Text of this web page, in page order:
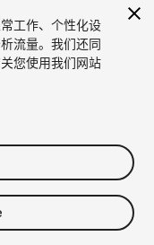
工作、个性化设
流量。我们还同
您使用我们网站